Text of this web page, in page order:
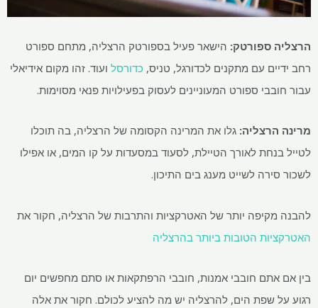
הרצליה ספורטק: הישאר פעיל בספורטק הרצליה, מתחם ספורט
רחב ידיים עם מתקנים לכדורגל, טניס, כדורסל ועוד. זהו מקום אידיאלי
עבור חובבי ספורט המעוניינים לעסוק בפעילויות פנאי מסוימות.
מרינה הרצליה: גלו את המרינה הקסומה של הרצליה, בה תוכלו
לטייל בנחת לאורך הטיילת, לסעוד במסעדות על קו המים, או אפילו
לשכור סירה לשייט מענג בים התיכון.
להבנה מקיפה יותר של האטרקציות והתרבות של הרצליה, חקור את
האטרקציות הטובות ביותר בהרצליה
בין אם אתם חובבי אמנות, חובבי הרפתקאות או סתם מחפשים יום
רגוע על שפת הים, להרצליה יש מה להציע לכולם. חקור את אלה